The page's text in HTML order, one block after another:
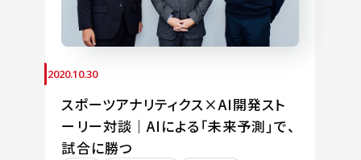
2020.10.30
スポーツアナリティクス×AI開発スト
ーリー対談｜AIによる「未来予測」で、
試合に勝つ